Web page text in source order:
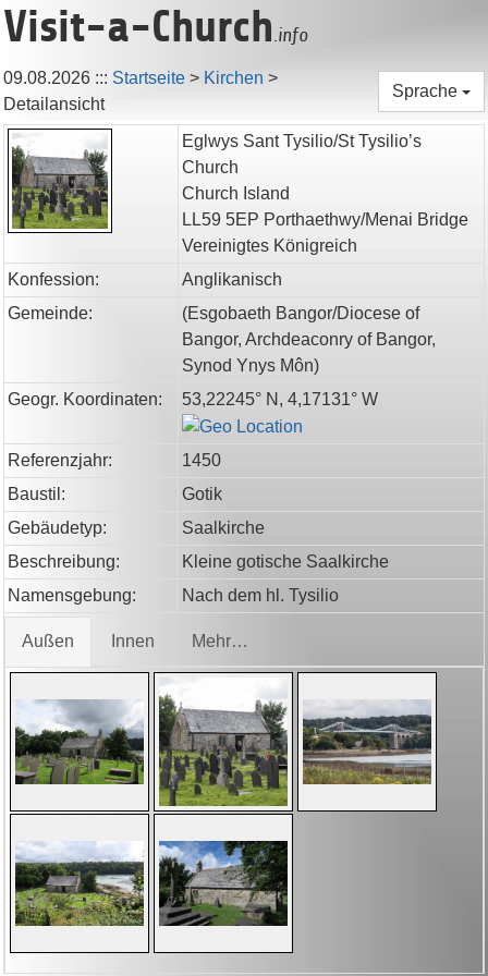
Visit-a-Church.info
09.08.2026 ::: Startseite > Kirchen >
Detailansicht
Sprache
Eglwys Sant Tysilio/St Tysilio’s
Church
Church Island
LL59 5EP Porthaethwy/Menai Bridge
Vereinigtes Königreich
Konfession:
Anglikanisch
Gemeinde:
(Esgobaeth Bangor/Diocese of
Bangor, Archdeaconry of Bangor,
Synod Ynys Môn)
Geogr. Koordinaten:
53,22245° N, 4,17131° W
Referenzjahr:
1450
Baustil:
Gotik
Gebäudetyp:
Saalkirche
Beschreibung:
Kleine gotische Saalkirche
Namensgebung:
Nach dem hl. Tysilio
Außen Innen Mehr…